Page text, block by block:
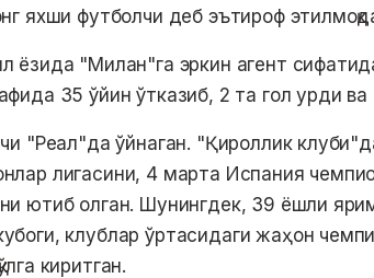
яхши футболчи деб эътироф
ёзида "Милан"га эркин агент
35 ўйин ўтказиб, 2 та гол урди ва
"Реал"да ўйнаган. "Қироллик
лигасини, 4 марта Испания
ютиб олган. Шунингдек, 39 ёшли
клублар ўртасидаги жаҳон
киритган.